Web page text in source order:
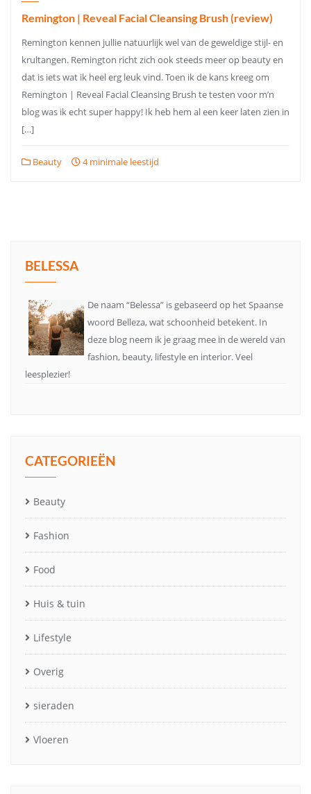
Remington | Reveal Facial Cleansing Brush (review)
Remington kennen jullie natuurlijk wel van de geweldige stijl- en
krultangen. Remington richt zich ook steeds meer op beauty en
dat is iets wat ik heel erg leuk vind. Toen ik de kans kreeg om
Remington | Reveal Facial Cleansing Brush te testen voor m’n
blog was ik echt super happy! Ik heb hem al een keer laten zien in
[…]
Beauty 4 minimale leestijd
BELESSA
De naam “Belessa” is gebaseerd op het Spaanse
woord Belleza, wat schoonheid betekent. In
deze blog neem ik je graag mee in de wereld van
fashion, beauty, lifestyle en interior. Veel
leesplezier!
CATEGORIEËN
Beauty
Fashion
Food
Huis & tuin
Lifestyle
Overig
sieraden
Vloeren